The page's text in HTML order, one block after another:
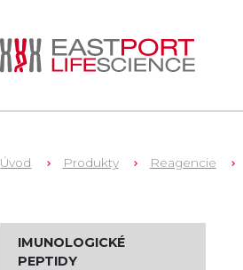
Úvod Produkty Reagencie
IMUNOLOGICKÉ
PEPTIDY